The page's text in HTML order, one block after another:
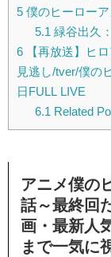
5 僕のヒーロー
5.1 緑谷出久
6 【再放送】ヒ
見逃し/tver/僕の
日FULL LIVE
6.1 Related
アニメ僕の
話～最終回
画・最新人
まで一気に